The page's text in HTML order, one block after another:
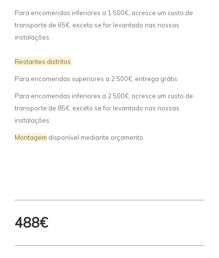
Para encomendas inferiores a 1 500€, acresce um custo de
transporte de 65€, exceto se for levantado nas nossas
instalações
Restantes distritos
Para encomendas superiores a 2 500€, entrega grátis
Para encomendas inferiores a 2 500€, acresce um custo de
transporte de 85€, exceto se for levantado nas nossas
instalações
Montagem disponível mediante orçamento.
488€